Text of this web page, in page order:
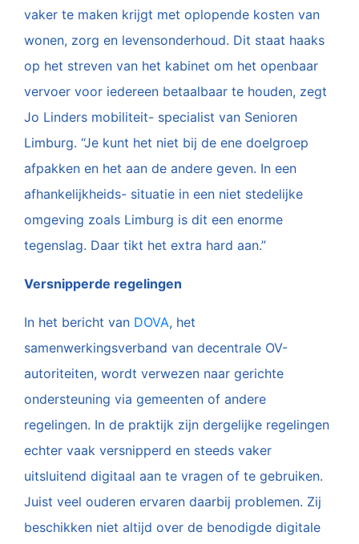
vaker te maken krijgt met oplopende kosten van
wonen, zorg en levensonderhoud. Dit staat haaks
op het streven van het kabinet om het openbaar
vervoer voor iedereen betaalbaar te houden, zegt
Jo Linders mobiliteit- specialist van Senioren
Limburg. “Je kunt het niet bij de ene doelgroep
afpakken en het aan de andere geven. In een
afhankelijkheids- situatie in een niet stedelijke
omgeving zoals Limburg is dit een enorme
tegenslag. Daar tikt het extra hard aan.”
Versnipperde regelingen
In het bericht van DOVA, het
samenwerkingsverband van decentrale OV-
autoriteiten, wordt verwezen naar gerichte
ondersteuning via gemeenten of andere
regelingen. In de praktijk zijn dergelijke regelingen
echter vaak versnipperd en steeds vaker
uitsluitend digitaal aan te vragen of te gebruiken.
Juist veel ouderen ervaren daarbij problemen. Zij
beschikken niet altijd over de benodigde digitale